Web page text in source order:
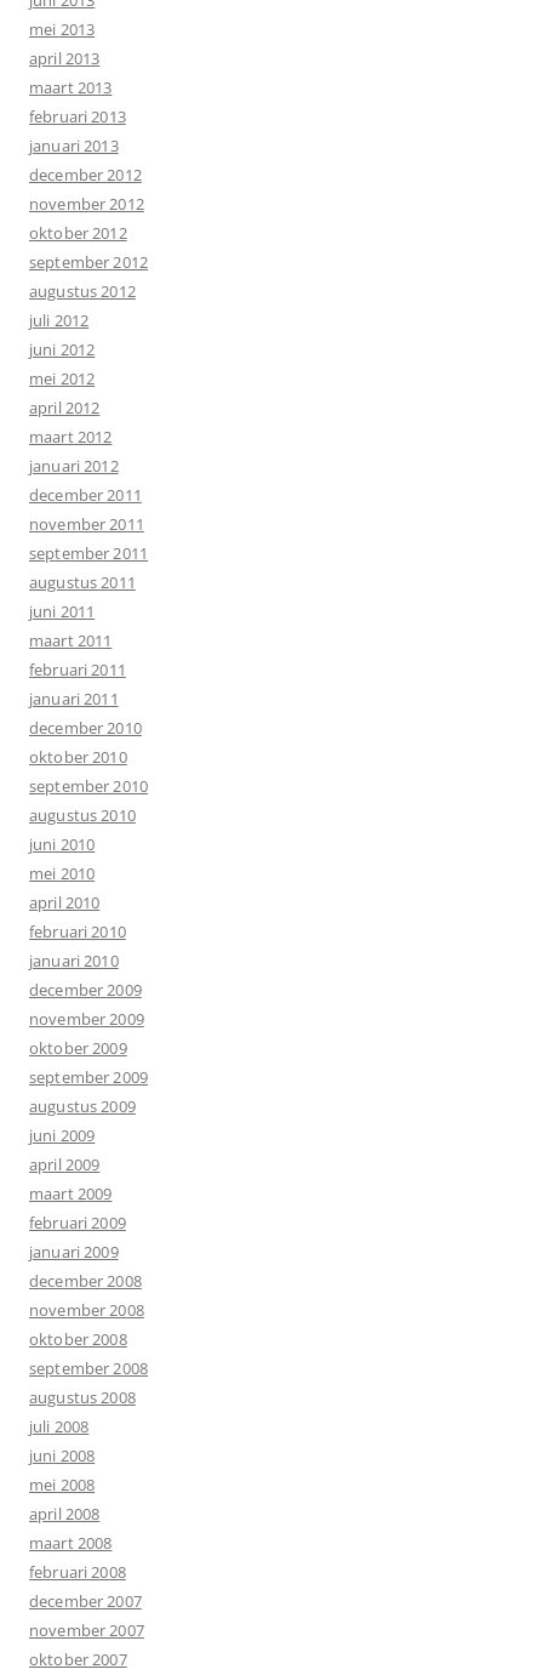
mei 2013
april 2013
maart 2013
februari 2013
januari 2013
december 2012
november 2012
oktober 2012
september 2012
augustus 2012
juli 2012
juni 2012
mei 2012
april 2012
maart 2012
januari 2012
december 2011
november 2011
september 2011
augustus 2011
juni 2011
maart 2011
februari 2011
januari 2011
december 2010
oktober 2010
september 2010
augustus 2010
juni 2010
mei 2010
april 2010
februari 2010
januari 2010
december 2009
november 2009
oktober 2009
september 2009
augustus 2009
juni 2009
april 2009
maart 2009
februari 2009
januari 2009
december 2008
november 2008
oktober 2008
september 2008
augustus 2008
juli 2008
juni 2008
mei 2008
april 2008
maart 2008
februari 2008
december 2007
november 2007
oktober 2007